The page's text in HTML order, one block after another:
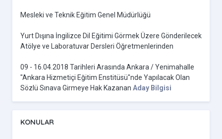
Mesleki ve Teknik Eğitim Genel Müdürlüğü
Yurt Dışına İngilizce Dil Eğitimi Görmek Üzere Gönderilecek
Atölye ve Laboratuvar Dersleri Öğretmenlerinden
09 - 16.04.2018 Tarihleri Arasında Ankara / Yenimahalle
"Ankara Hizmetiçi Eğitim Enstitüsü"nde Yapılacak Olan
Sözlü Sınava Girmeye Hak Kazanan Aday Bilgisi
KONULAR